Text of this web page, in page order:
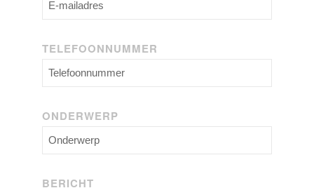
TELEFOONNUMMER
ONDERWERP
BERICHT